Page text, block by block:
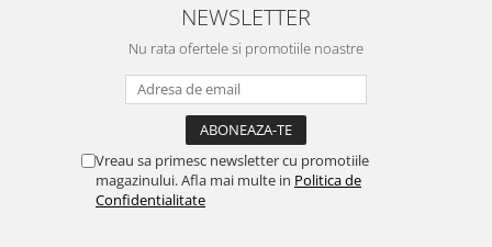
NEWSLETTER
Nu rata ofertele si promotiile noastre
Vreau sa primesc newsletter cu promotiile
magazinului. Afla mai multe in Politica de
Confidentialitate